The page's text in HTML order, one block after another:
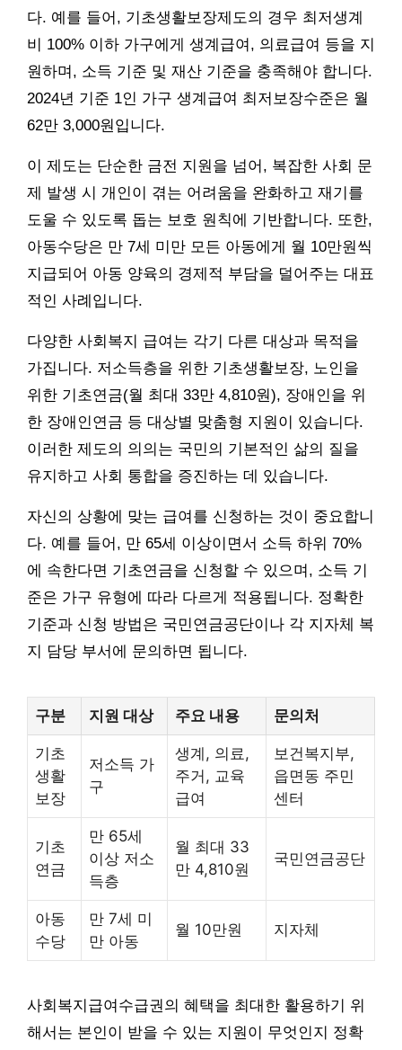
다. 예를 들어, 기초생활보장제도의 경우 최저생계
비 100% 이하 가구에게 생계급여, 의료급여 등을 지
원하며, 소득 기준 및 재산 기준을 충족해야 합니다.
2024년 기준 1인 가구 생계급여 최저보장수준은 월
62만 3,000원입니다.
이 제도는 단순한 금전 지원을 넘어, 복잡한 사회 문
제 발생 시 개인이 겪는 어려움을 완화하고 재기를
도울 수 있도록 돕는 보호 원칙에 기반합니다. 또한,
아동수당은 만 7세 미만 모든 아동에게 월 10만원씩
지급되어 아동 양육의 경제적 부담을 덜어주는 대표
적인 사례입니다.
다양한 사회복지 급여는 각기 다른 대상과 목적을
가집니다. 저소득층을 위한 기초생활보장, 노인을
위한 기초연금(월 최대 33만 4,810원), 장애인을 위
한 장애인연금 등 대상별 맞춤형 지원이 있습니다.
이러한 제도의 의의는 국민의 기본적인 삶의 질을
유지하고 사회 통합을 증진하는 데 있습니다.
자신의 상황에 맞는 급여를 신청하는 것이 중요합니
다. 예를 들어, 만 65세 이상이면서 소득 하위 70%
에 속한다면 기초연금을 신청할 수 있으며, 소득 기
준은 가구 유형에 따라 다르게 적용됩니다. 정확한
기준과 신청 방법은 국민연금공단이나 각 지자체 복
지 담당 부서에 문의하면 됩니다.
구분 지원 대상 주요 내용 문의처
기초
생활
보장
저소득 가
구
생계, 의료,
주거, 교육
급여
보건복지부,
읍면동 주민
센터
기초
연금
만 65세
이상 저소
득층
월 최대 33
만 4,810원
국민연금공단
아동
수당
만 7세 미
만 아동
월 10만원 지자체
사회복지급여수급권의 혜택을 최대한 활용하기 위
해서는 본인이 받을 수 있는 지원이 무엇인지 정확